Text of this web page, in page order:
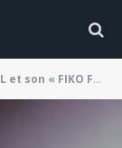
« FIKO FIKO »